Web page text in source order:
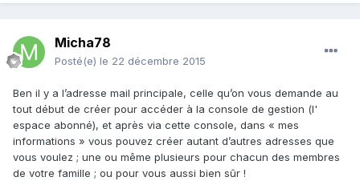
Micha78
Posté(e) le 22 décembre 2015
Ben il y a l’adresse mail principale, celle qu’on vous demande au
tout début de créer pour accéder à la console de gestion (l'
espace abonné), et après via cette console, dans « mes
informations » vous pouvez créer autant d’autres adresses que
vous voulez ; une ou même plusieurs pour chacun des membres
de votre famille ; ou pour vous aussi bien sûr !